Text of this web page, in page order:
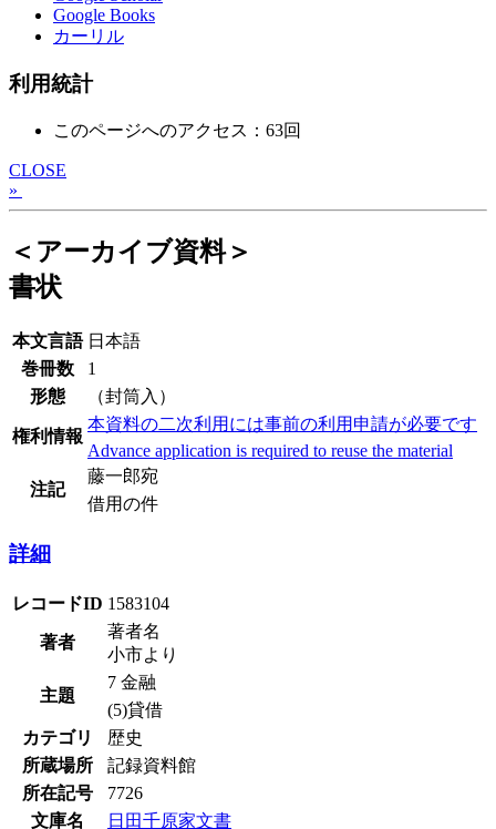
Google Books
カーリル
利用統計
このページへのアクセス：63回
CLOSE
»
＜アーカイブ資料＞
書状
本文言語 日本語
巻冊数
1
形態
（封筒入）
権利情報
本資料の二次利用には事前の利用申請が必要です
Advance application is required to reuse the material
注記
藤一郎宛
借用の件
詳細
レコードID 1583104
著者
著者名
小市より
主題
7 金融
(5)貸借
カテゴリ
歴史
所蔵場所
記録資料館
所在記号
7726
文庫名
日田千原家文書